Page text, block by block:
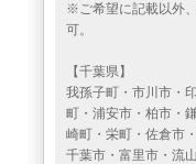
※ご希望に記載以外
可。
【千葉県】
我孫子町・市川市・
町・浦安市・柏市・
崎町・栄町・佐倉市
千葉市・富里市・流